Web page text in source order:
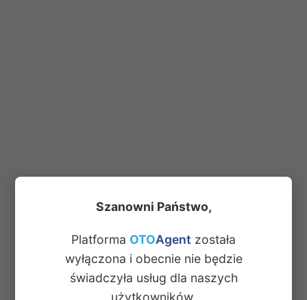
Szanowni Państwo,
Platforma OTOAgent została
wyłączona i obecnie nie będzie
świadczyła usług dla naszych
użytkowników.